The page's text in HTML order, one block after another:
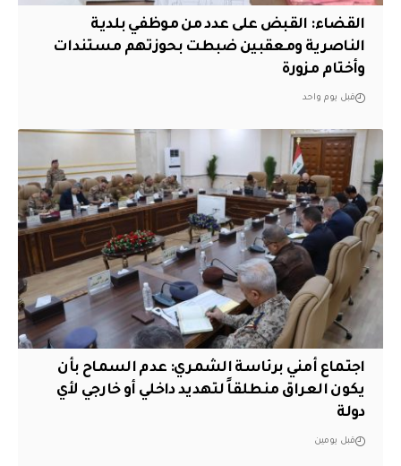
القضاء: القبض على عدد من موظفي بلدية
الناصرية ومعقبين ضبطت بحوزتهم مستندات
وأختام مزورة
قبل يوم واحد
اجتماع أمني برئاسة الشمري: عدم السماح بأن
يكون العراق منطلقاً لتهديد داخلي أو خارجي لأي
دولة
قبل يومين